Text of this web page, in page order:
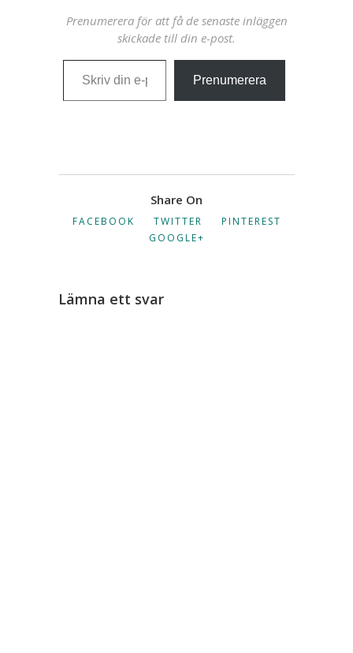
Prenumerera för att få de senaste inläggen
skickade till din e-post.
Skriv din e-post …
Prenumerera
Share On
FACEBOOK TWITTER
PINTEREST
GOOGLE+
Lämna ett svar